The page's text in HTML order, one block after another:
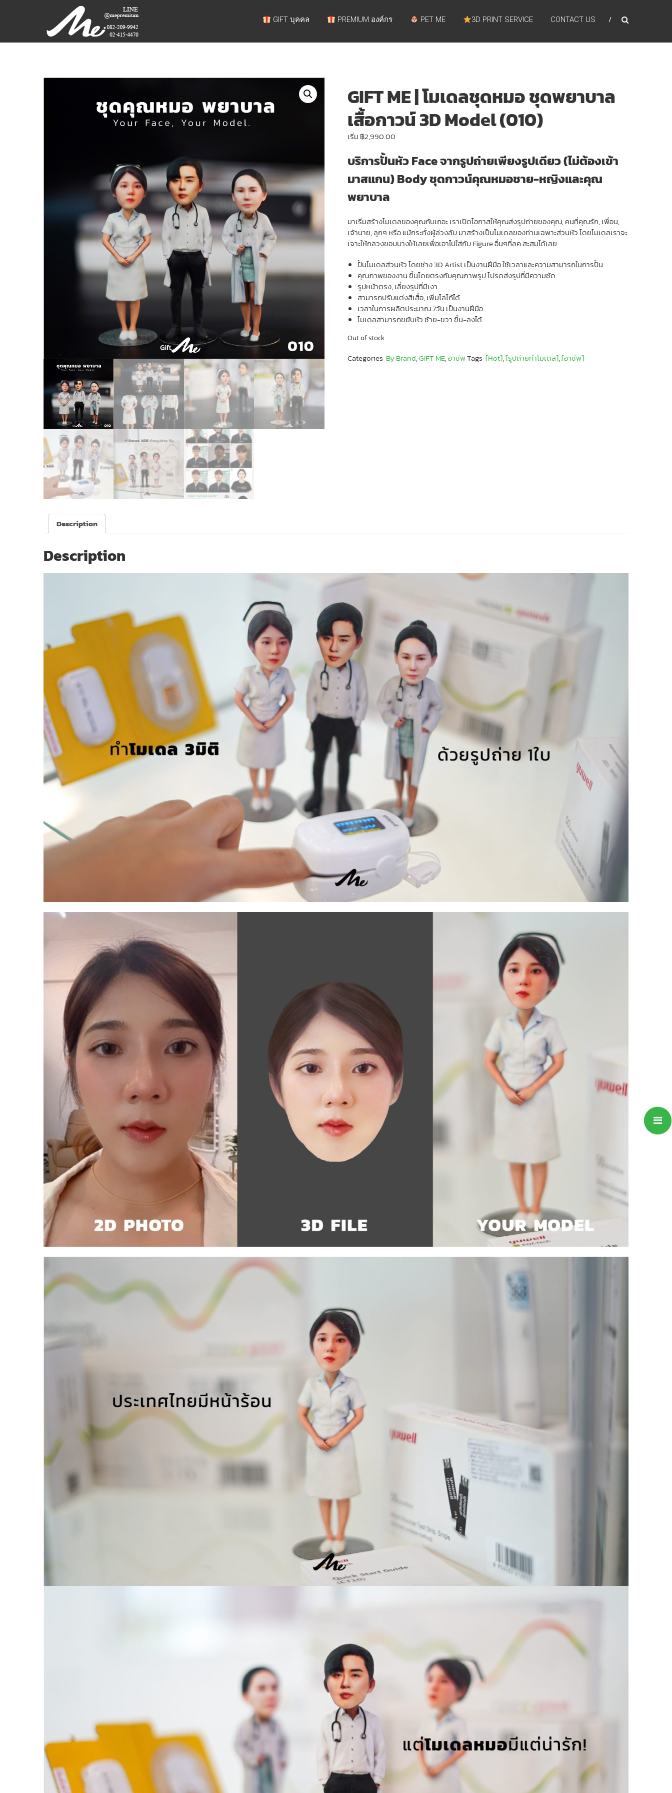
ME
PREMIUM
GIFT
LASER,
TROPHY,
3D PRINT,
ไทย
GIFT บุคคล PREMIUM องค์กร PET ME 3D PRINT SERVICE CONTACT US
GIFT ME | โมเดลชุดหมอ ชุดพยาบาล
เสื้อกาวน์ 3D Model (010)
เริ่ม ฿2,990.00
บริการปั้นหัว Face จากรูปถ่ายเพียงรูปเดียว (ไม่ต้องเข้า
มาสแกน) Body ชุดกาวน์คุณหมอชาย-หญิงและคุณ
พยาบาล
มาเริ่มสร้างโมเดลของคุณกับเถอะ เราเปิดโอกาสให้คุณส่งรูปถ่ายของคุณ, คนที่คุณรัก, เพื่อน,
เจ้านาย, ลูกๆ หรือ แม้กระทั่งผู้ล่วงลับ มาสร้างเป็นโมเดลของท่านเฉพาะส่วนหัว โดยโมเดลเราจะ
เจาะให้กลวงขอบบางให้เลยเพื่อเอาไปใส่กับ Figure อื่นๆที่ลค.สะสมได้เลย
ปั้นโมเดลส่วนหัว โดยช่าง 3D Artist เป็นงานฝีมือ ใช้เวลาและความสามารถในการปั้น
คุณภาพของงาน ขึ้นโดยตรงกับคุณภาพรูป โปรดส่งรูปที่มีความชัด
รูปหน้าตรง, เลี่ยงรูปที่มีเงา
สามารถปรับแต่งสีเสื้อ, เพิ่มโลโก้ได้
เวลาในการผลิตประมาณ 7วัน เป็นงานฝีมือ
โมเดลสามารถขยับหัว ซ้าย-ขวา ขึ้น-ลงได้
Out of stock
Categories: By Brand,GIFT ME,อาชีพTags:[Hot],[รูปถ่ายทำโมเดล],[อาชีพ]
Description
Description